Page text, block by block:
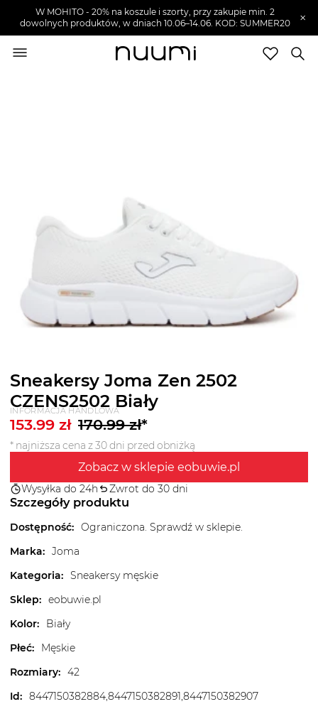
W MOHITO - 20% na koszule i szorty, przy zakupie min. 2
dowolnych produktów, w dniach 10.06–14.06. KOD: SUMMER20
×
Sneakersy Joma Zen 2502
CZENS2502 Biały
INFORMACJA HANDLOWA
153.99 zł 170.99zł*
* najniższa cena z 30 dni przed obniżką
Zobacz w sklepie eobuwie.pl
Wysyłka do 24h Zwrot do 30 dni
Szczegóły produktu
Dostępność: Ograniczona. Sprawdź w sklepie.
Marka: Joma
Kategoria: Sneakersy męskie
Sklep: eobuwie.pl
Kolor:
Biały
Płeć:
Męskie
Rozmiary: 42
Id: 8447150382884,8447150382891,8447150382907